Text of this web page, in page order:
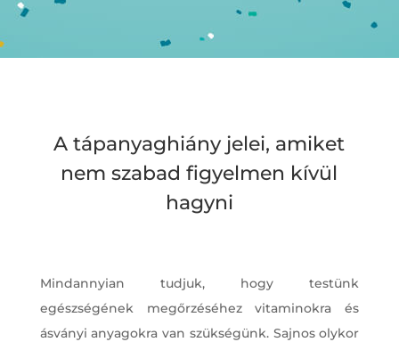
A tápanyaghiány jelei, amiket
nem szabad figyelmen kívül
hagyni
Mindannyian tudjuk, hogy testünk
egészségének megőrzéséhez vitaminokra és
ásványi anyagokra van szükségünk. Sajnos olykor